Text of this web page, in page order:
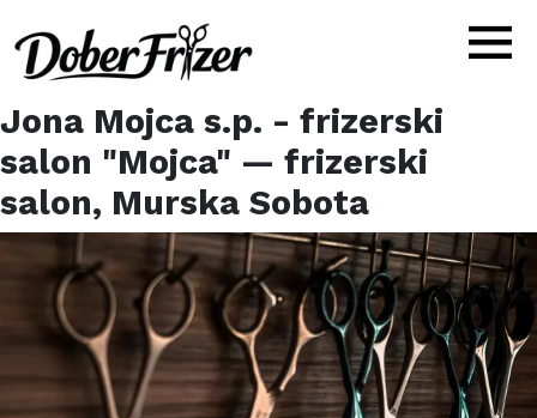
Jona Mojca s.p. - frizerski
salon "Mojca" — frizerski
salon, Murska Sobota